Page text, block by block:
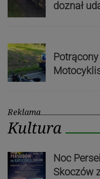
doznał
Reklama
Kultura
Noc
Skoczów